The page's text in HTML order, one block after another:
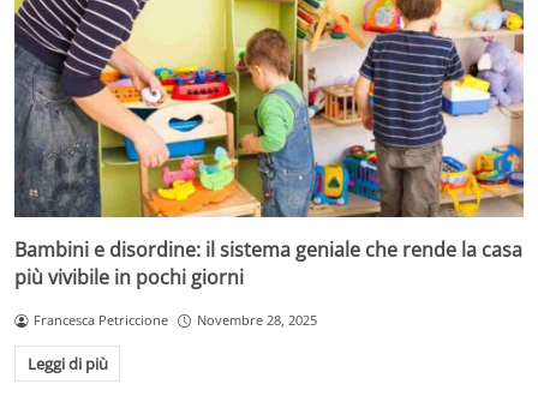
Bambini e disordine: il sistema geniale che rende la casa
più vivibile in pochi giorni
Francesca Petriccione Novembre 28, 2025
Leggi di più